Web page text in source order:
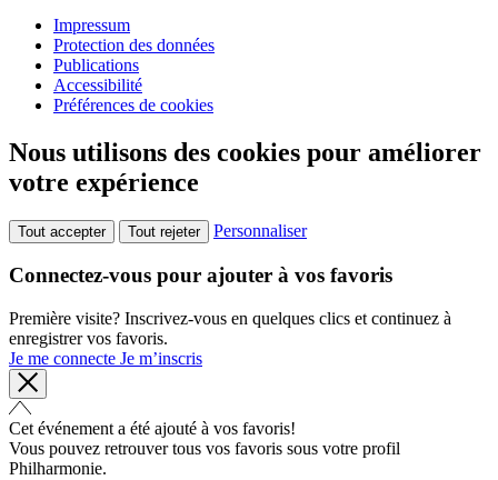
Impressum
Protection des données
Publications
Accessibilité
Préférences de cookies
Nous utilisons des cookies pour améliorer
votre expérience
Tout accepter Tout rejeter Personnaliser
Connectez-vous pour ajouter à vos favoris
Première visite? Inscrivez-vous en quelques clics et continuez à
enregistrer vos favoris.
Je me connecte Je m’inscris
Cet événement a été ajouté à vos favoris!
Vous pouvez retrouver tous vos favoris sous votre profil
Philharmonie.